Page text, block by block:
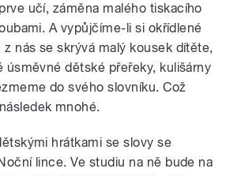
učí, záměna malého tiskacího
A vypůjčíme-li si okřídlené
nás se skrývá malý kousek dítěte,
úsměvné dětské přeřeky, kulišárny
do svého slovníku. Což
mnohé.
hrátkami se slovy se
lince. Ve studiu na ně bude na